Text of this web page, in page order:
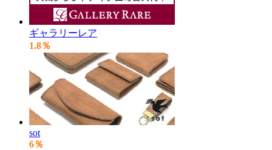
ギャラリーレア
1.8％
sot
6％